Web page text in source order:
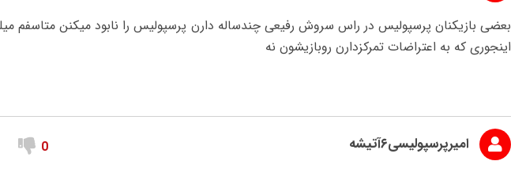
بعضی بازیکنان پرسپولیس در راس سروش رفیعی چندساله دارن پرسپولیس را نابود میکنن متاسفم
اینجوری که به اعتراضات تمرکزدارن روبازیشون نه
امیرپرسپولیسی۶آتیشه 0